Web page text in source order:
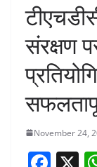
संरक्षण
November 24,